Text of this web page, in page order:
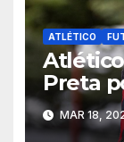
ATLÉTICO
Preta
do
MAR 18,